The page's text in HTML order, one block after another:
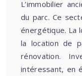
L’immobilier
du parc. Ce
énergétique. La
la location de
rénovation.
intéressant, en